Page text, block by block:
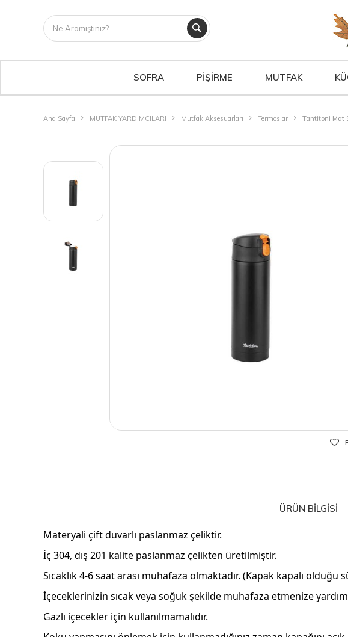
SOFRA PİŞİRME MUTFAK
Ana Sayfa MUTFAK YARDIMCILARI Mutfak Aksesuarları Termoslar Tantitoni Mat
ÜRÜN BILGISI
Materyali çift duvarlı paslanmaz çeliktir.
İç 304, dış 201 kalite paslanmaz çelikten üretilmiştir.
Sıcaklık 4-6 saat arası muhafaza olmaktadır. (Kapak kapalı olduğu
İçeceklerinizin sıcak veya soğuk şekilde muhafaza etmenize
Gazlı içecekler için kullanılmamalıdır.